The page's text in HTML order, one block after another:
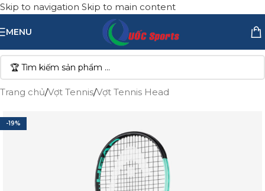
Skip to navigation Skip to main content
MENU
Trang chủ/Vợt Tennis/Vợt Tennis Head
-19%